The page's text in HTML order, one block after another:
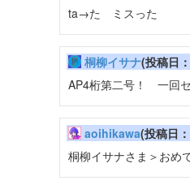
ta→た ミスった
桐柳イサナ(投稿日
AP4桁第二号！ 一回
aoihikawa(投稿日
桐柳イサナさま＞おめ